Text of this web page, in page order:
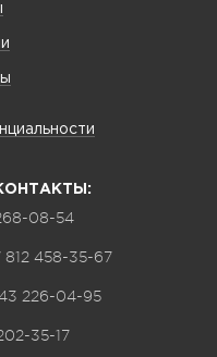
08-54
812 458-35-67
226-04-95
35-17